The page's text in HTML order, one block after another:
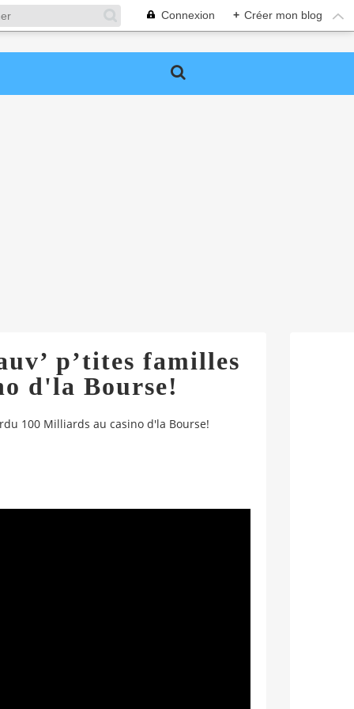
Connexion + Créer mon blog
p’tites familles
d'la Bourse!
100 Milliards au casino d'la Bourse!